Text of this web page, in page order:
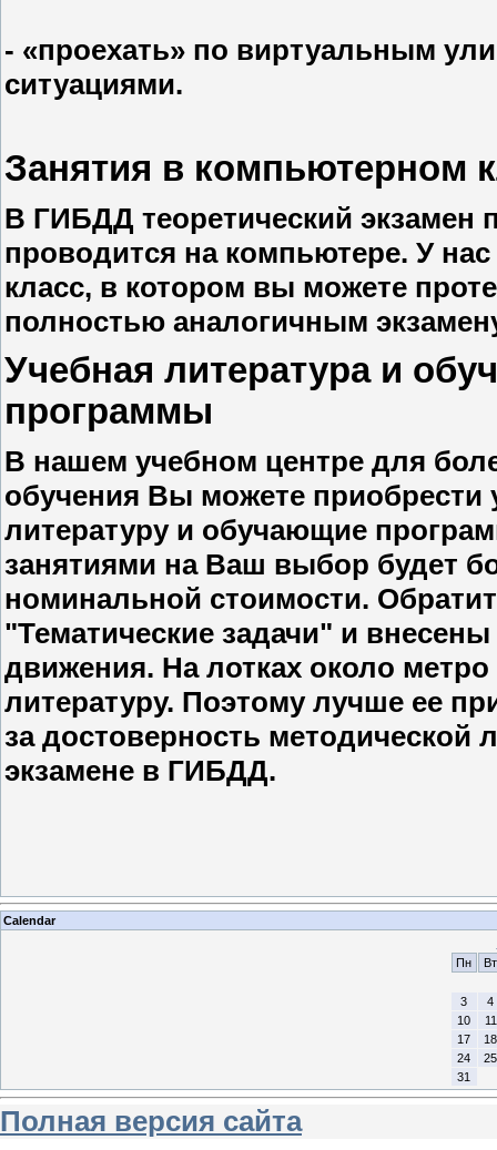
- «проехать» по виртуальным
ситуациями.
Занятия в компьютерном
В ГИБДД теоретический
проводится на компьютере. У
класс, в котором вы можете
полностью аналогичным
Учебная литература и
программы
В нашем учебном центре для
обучения Вы можете приобрести
литературу и обучающие
занятиями на Ваш выбор будет
номинальной стоимости.
"Тематические задачи" и
движения. На лотках около
литературу. Поэтому лучше ее
за достоверность методической
экзамене в ГИБДД.
Calendar
Пн
Вт
3
4
10
11
17
18
24
25
31
Полная версия сайта